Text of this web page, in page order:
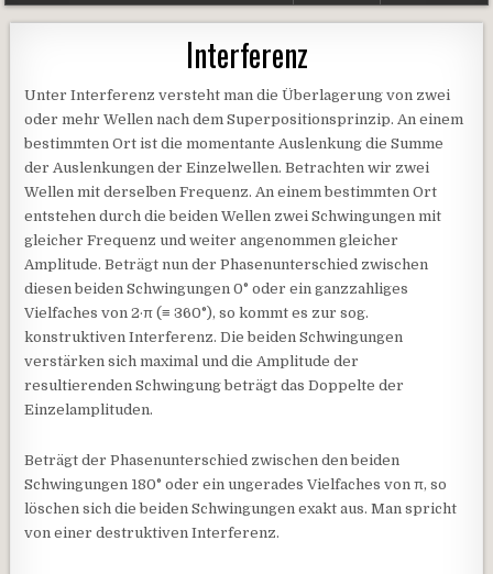
Interferenz
Unter Interferenz versteht man die Überlagerung von zwei
oder mehr Wellen nach dem Superpositionsprinzip. An einem
bestimmten Ort ist die momentante Auslenkung die Summe
der Auslenkungen der Einzelwellen. Betrachten wir zwei
Wellen mit derselben Frequenz. An einem bestimmten Ort
entstehen durch die beiden Wellen zwei Schwingungen mit
gleicher Frequenz und weiter angenommen gleicher
Amplitude. Beträgt nun der Phasenunterschied zwischen
diesen beiden Schwingungen 0° oder ein ganzzahliges
Vielfaches von 2·π (≡ 360°), so kommt es zur sog.
konstruktiven Interferenz. Die beiden Schwingungen
verstärken sich maximal und die Amplitude der
resultierenden Schwingung beträgt das Doppelte der
Einzelamplituden.
Beträgt der Phasenunterschied zwischen den beiden
Schwingungen 180° oder ein ungerades Vielfaches von π, so
löschen sich die beiden Schwingungen exakt aus. Man spricht
von einer destruktiven Interferenz.